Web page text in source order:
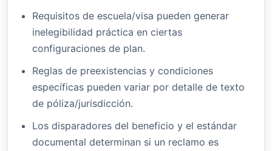
Requisitos de escuela/visa pueden generar
inelegibilidad práctica en ciertas
configuraciones de plan.
Reglas de preexistencias y condiciones
específicas pueden variar por detalle de texto
de póliza/jurisdicción.
Los disparadores del beneficio y el estándar
documental determinan si un reclamo es